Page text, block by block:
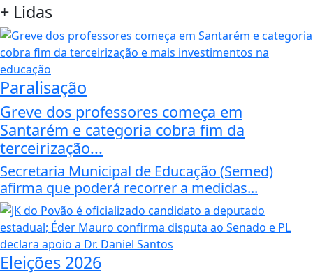
+ Lidas
Paralisação
Greve dos professores começa em
Santarém e categoria cobra fim da
terceirização...
Secretaria Municipal de Educação (Semed)
afirma que poderá recorrer a medidas...
Eleições 2026